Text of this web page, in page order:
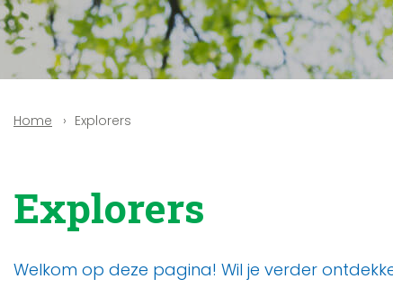
Home Explorers
Explorers
Welkom op deze pagina! Wil je verder